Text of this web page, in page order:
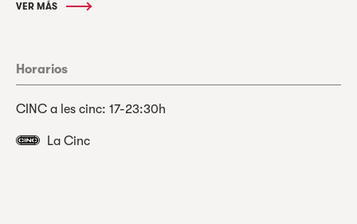
VER MÁS
Horarios
CINC a les cinc: 17-23:30h
La Cinc